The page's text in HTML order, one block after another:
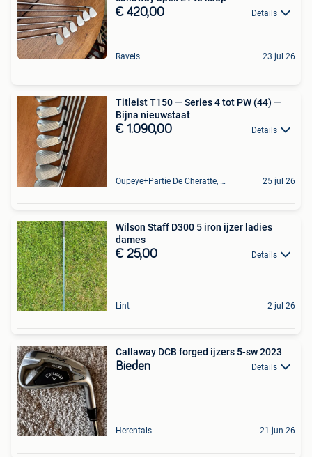
€ 420,00 Details
Ravels 23 jul 26
Titleist T150 — Series 4 tot PW (44) —
Bijna nieuwstaat
€ 1.090,00 Details
Oupeye+Partie De Cheratte, Herstal Et Wandre 25 jul 26
Wilson Staff D300 5 iron ijzer ladies
dames
€ 25,00 Details
Lint 2 jul 26
Callaway DCB forged ijzers 5-sw 2023
Bieden Details
Herentals 21 jun 26